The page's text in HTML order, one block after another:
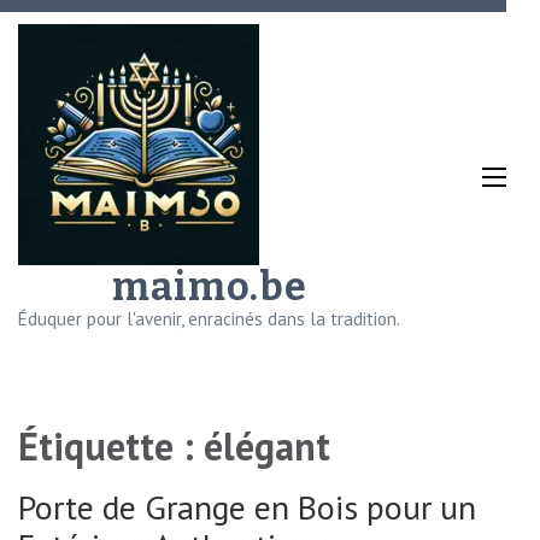
Aller
(Pressez
Entrée)
maimo.be
Éduquer pour l'avenir, enracinés dans la tradition.
Étiquette : élégant
Porte de Grange en Bois pour un